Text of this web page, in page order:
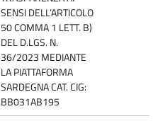
SENSI DELL’ARTICOLO
50 COMMA 1 LETT. B)
DEL D.LGS. N.
36/2023 MEDIANTE
LA PIATTAFORMA
SARDEGNA CAT. CIG:
BB031AB195